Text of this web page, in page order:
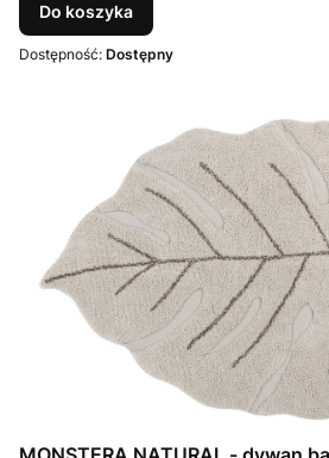
Do koszyka
Dostępność: Dostępny